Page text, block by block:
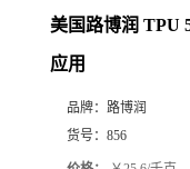
美国路博润 TPU
应用
品牌： 路博润
货号： 856